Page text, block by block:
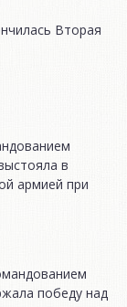
Вторая
в
армией при
победу над